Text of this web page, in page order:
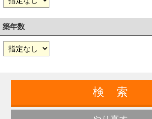
築年数